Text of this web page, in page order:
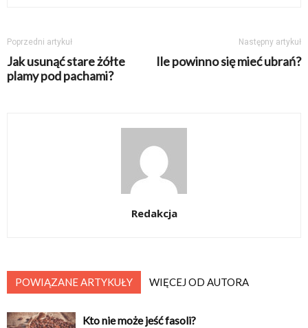
Poprzedni artykuł
Jak usunąć stare żółte
plamy pod pachami?
Następny artykuł
Ile powinno się mieć ubrań?
Redakcja
POWIĄZANE ARTYKUŁY WIĘCEJ OD AUTORA
Kto nie może jeść fasoli?